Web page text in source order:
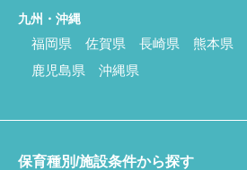
九州・沖縄
福岡県 佐賀県 長崎県 熊本県
鹿児島県
沖縄県
保育種別/施設条件から探す